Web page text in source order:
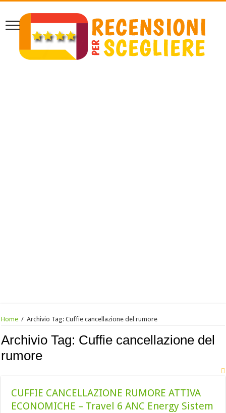
Home / Archivio Tag:Cuffie cancellazione del rumore
Archivio Tag: Cuffie cancellazione del
rumore
CUFFIE CANCELLAZIONE RUMORE ATTIVA
ECONOMICHE – Travel 6 ANC Energy Sistem